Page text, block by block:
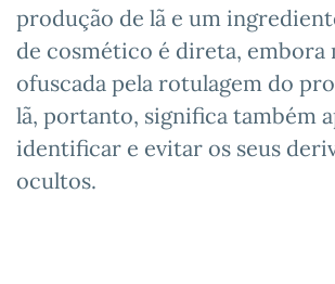
produção de lã e um
de cosmético é direta, embora
ofuscada pela rotulagem do
lã, portanto, significa também
identificar e evitar os seus
ocultos.